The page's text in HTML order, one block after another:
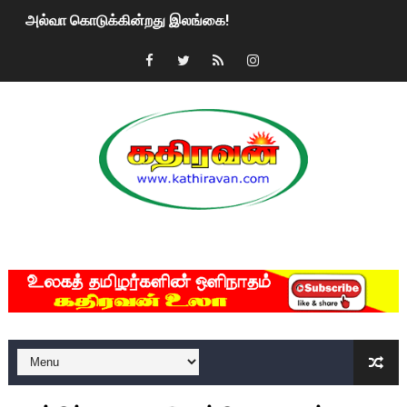
அல்வா கொடுக்கின்றது இலங்கை!
2ஆம் நாள் உக்ரைன் யுத்தம்!! எங்களைத் தனிமையில்
மகிந்த ராஜபக்சே பதவி விலக திட்டம்?
ரவுடி பேபிக்கு நடந்த தரமான சம்பவம்.. ஆபாச வீடியோக்களால்
குண்டை தூக்கிப்போட்ட ஆய்வு…. இந்தியாவின் “கோவிஷீல்டு”
யாழில் தமிழின தலைவர் பிரபாகரனின் பிறந்தநாளை
ஏர்போர்ட்டில் உதைத்த நபர் யார், என்ன நடந்தது?: உண்மையை
சீனா இலங்கையிடம் 8 மில்லியன் அமெரிக்க டொலர் நட்டஈடு